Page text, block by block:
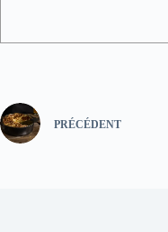
PRÉCÉDENT